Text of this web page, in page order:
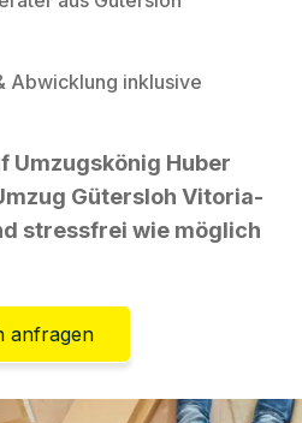
Abwicklung inklusive
Umzugskönig Huber
Gütersloh Vitoria-
stressfrei wie möglich
anfragen